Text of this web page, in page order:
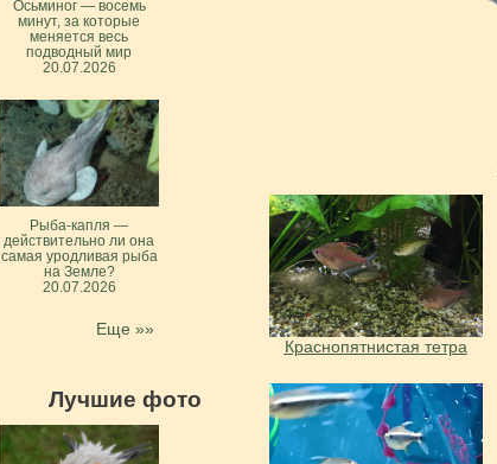
Краснопятнистая тетра
Осьминог — восемь
минут, за которые
меняется весь
подводный мир
20.07.2026
Рыба-капля —
действительно ли она
самая уродливая рыба
на Земле?
20.07.2026
Еще »»
Лучшие фото